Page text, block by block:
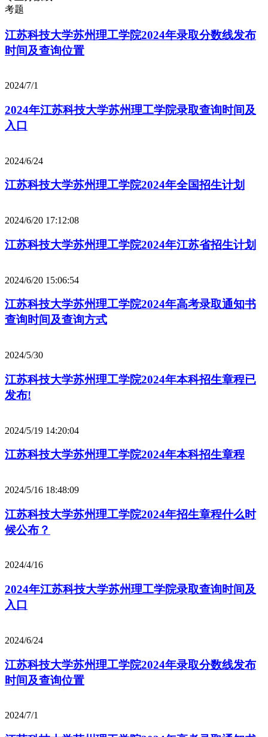
考题
江苏科技大学苏州理工学院2024年录取分数线发布
时间及查询位置
2024/7/1
2024年江苏科技大学苏州理工学院录取查询时间及
入口
2024/6/24
江苏科技大学苏州理工学院2024年全国招生计划
2024/6/20 17:12:08
江苏科技大学苏州理工学院2024年江苏省招生计划
2024/6/20 15:06:54
江苏科技大学苏州理工学院2024年高考录取通知书
查询时间及查询方式
2024/5/30
江苏科技大学苏州理工学院2024年本科招生章程已
发布!
2024/5/19 14:20:04
江苏科技大学苏州理工学院2024年本科招生章程
2024/5/16 18:48:09
江苏科技大学苏州理工学院2024年招生章程什么时
候公布？
2024/4/16
2024年江苏科技大学苏州理工学院录取查询时间及
入口
2024/6/24
江苏科技大学苏州理工学院2024年录取分数线发布
时间及查询位置
2024/7/1